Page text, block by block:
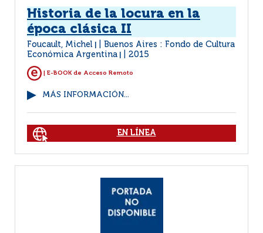
Historia de la locura en la
época clásica II
Foucault, Michel
Buenos Aires : Fondo de Cultura
Económica Argentina
2015
| E-BOOK de Acceso Remoto
MÁS INFORMACIÓN...
EN LÍNEA